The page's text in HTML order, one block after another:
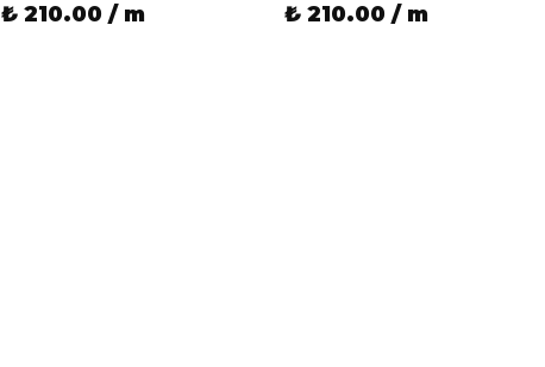
₺ 210.00 / m ₺ 210.00 / m